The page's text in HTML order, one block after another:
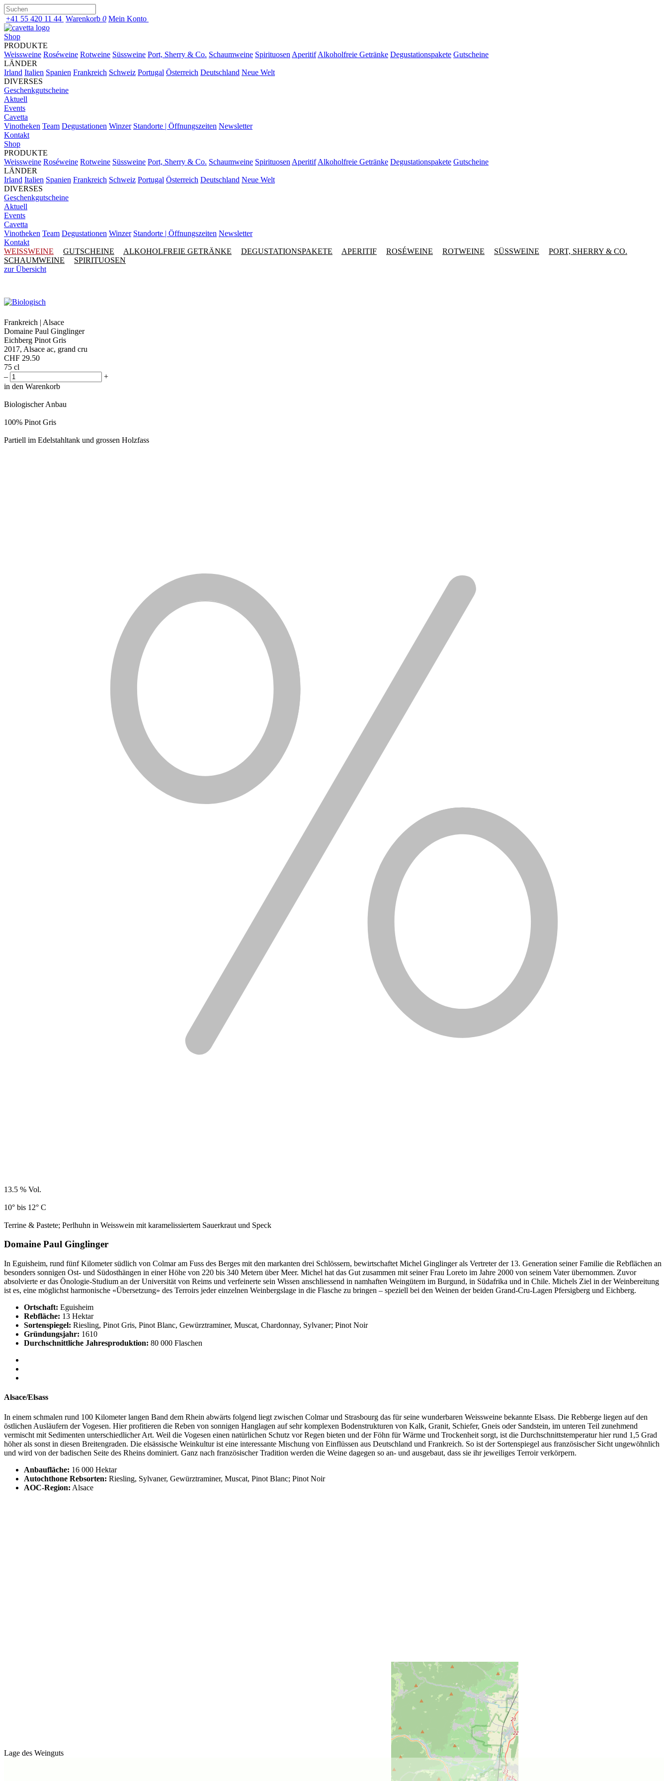
+41 55 420 11 44 Warenkorb 0 Mein Konto
Shop
PRODUKTE
Weissweine Roséweine Rotweine Süssweine Port, Sherry & Co. Schaumweine Spirituosen Aperitif Alkoholfreie Getränke Degustationspakete Gutscheine
LÄNDER
Irland Italien Spanien Frankreich Schweiz Portugal Österreich Deutschland Neue Welt
DIVERSES
Geschenkgutscheine
Aktuell
Events
Cavetta
Vinotheken Team Degustationen Winzer Standorte | Öffnungszeiten Newsletter
Kontakt
Shop
PRODUKTE
Weissweine Roséweine Rotweine Süssweine Port, Sherry & Co. Schaumweine Spirituosen Aperitif Alkoholfreie Getränke Degustationspakete Gutscheine
LÄNDER
Irland Italien Spanien Frankreich Schweiz Portugal Österreich Deutschland Neue Welt
DIVERSES
Geschenkgutscheine
Aktuell
Events
Cavetta
Vinotheken Team Degustationen Winzer Standorte | Öffnungszeiten Newsletter
Kontakt
WEISSWEINE
GUTSCHEINE ALKOHOLFREIE GETRÄNKE DEGUSTATIONSPAKETE APERITIF ROSÉWEINE ROTWEINE SÜSSWEINE
PORT, SHERRY & CO.
SCHAUMWEINE
SPIRITUOSEN
zur Übersicht
Frankreich | Alsace
Domaine Paul Ginglinger
Eichberg Pinot Gris
2017, Alsace ac, grand cru
CHF 29.50
75 cl
–
+
in den Warenkorb
Biologischer Anbau
100% Pinot Gris
Partiell im Edelstahltank und grossen Holzfass
13.5 % Vol.
10° bis 12° C
Terrine & Pastete; Perlhuhn in Weisswein mit karamelissiertem Sauerkraut und Speck
Domaine Paul Ginglinger
In Eguisheim, rund fünf Kilometer südlich von Colmar am Fuss des Berges mit den markanten drei Schlössern, bewirtschaftet Michel Ginglinger als Vertreter der 13. Generation seiner Familie die Rebflächen an
besonders sonnigen Ost- und Südosthängen in einer Höhe von 220 bis 340 Metern über Meer. Michel hat das Gut zusammen mit seiner Frau Loreto im Jahre 2000 von seinem Vater übernommen. Zuvor
absolvierte er das Önologie-Studium an der Universität von Reims und verfeinerte sein Wissen anschliessend in namhaften Weingütern im Burgund, in Südafrika und in Chile. Michels Ziel in der Weinbereitung
ist es, eine möglichst harmonische «Übersetzung» des Terroirs jeder einzelnen Weinbergslage in die Flasche zu bringen – speziell bei den Weinen der beiden Grand-Cru-Lagen Pfersigberg und Eichberg.
Ortschaft: Eguisheim
Rebfläche: 13 Hektar
Sortenspiegel: Riesling, Pinot Gris, Pinot Blanc, Gewürztraminer, Muscat, Chardonnay, Sylvaner; Pinot Noir
Gründungsjahr: 1610
Durchschnittliche Jahresproduktion: 80 000 Flaschen
Alsace/Elsass
In einem schmalen rund 100 Kilometer langen Band dem Rhein abwärts folgend liegt zwischen Colmar und Strasbourg das für seine wunderbaren Weissweine bekannte Elsass. Die Rebberge liegen auf den
östlichen Ausläufern der Vogesen. Hier profitieren die Reben von sonnigen Hanglagen auf sehr komplexen Bodenstrukturen von Kalk, Granit, Schiefer, Gneis oder Sandstein, im unteren Teil zunehmend
vermischt mit Sedimenten unterschiedlicher Art. Weil die Vogesen einen natürlichen Schutz vor Regen bieten und der Föhn für Wärme und Trockenheit sorgt, ist die Durchschnittstemperatur hier rund 1,5 Grad
höher als sonst in diesen Breitengraden. Die elsässische Weinkultur ist eine interessante Mischung von Einflüssen aus Deutschland und Frankreich. So ist der Sortenspiegel aus französischer Sicht ungewöhnlich
und wird von der badischen Seite des Rheins dominiert. Ganz nach französischer Tradition werden die Weine dagegen so an- und ausgebaut, dass sie ihr jeweiliges Terroir verkörpern.
Anbaufläche: 16 000 Hektar
Autochthone Rebsorten: Riesling, Sylvaner, Gewürztraminer, Muscat, Pinot Blanc; Pinot Noir
AOC-Region: Alsace
Lage des Weinguts